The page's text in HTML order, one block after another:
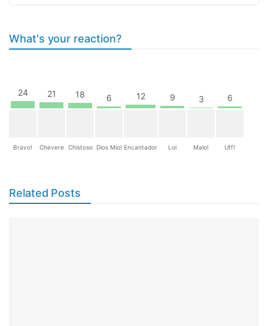
What's your reaction?
24
Bravo!
21
Chevere
18
Chistoso
6
Dios Mio!
12
Encantador
9
Lol
3
Malo!
6
Uff!
Related Posts